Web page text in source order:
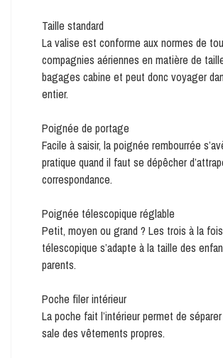
Taille standard
La valise est conforme aux normes de
compagnies aériennes en matière de
bagages cabine et peut donc voyager
entier.
Poignée de portage
Facile à saisir, la poignée rembourrée
pratique quand il faut se dépêcher
correspondance.
Poignée télescopique réglable
Petit, moyen ou grand ? Les trois à la
télescopique s’adapte à la taille des
parents.
Poche filer intérieur
La poche fait l’intérieur permet de
sale des vêtements propres.